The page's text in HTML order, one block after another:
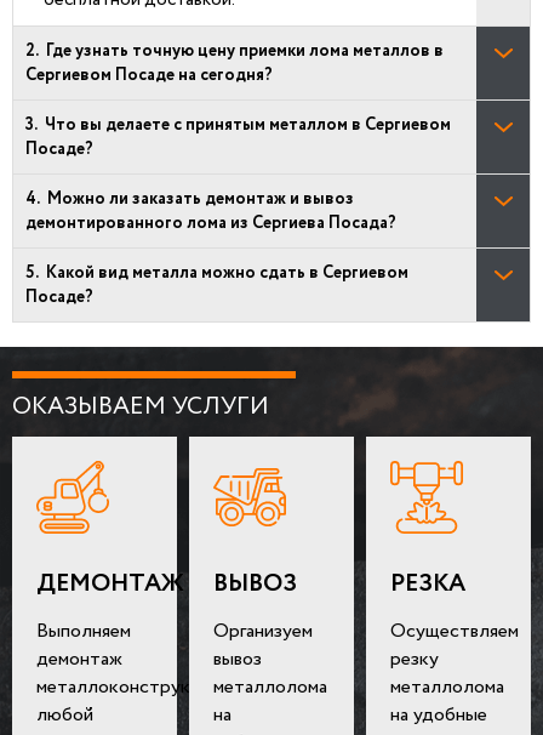
Где узнать точную цену приемки лома металлов в
Сергиевом Посаде на сегодня?
Что вы делаете с принятым металлом в Сергиевом
Посаде?
Можно ли заказать демонтаж и вывоз
демонтированного лома из Сергиева Посада?
Какой вид металла можно сдать в Сергиевом
Посаде?
ОКАЗЫВАЕМ УСЛУГИ
ДЕМОНТАЖ
Выполняем
демонтаж
металлоконструкций
любой
ВЫВОЗ
Организуем
вывоз
металлолома
на
РЕЗКА
Осуществляем
резку
металлолома
на удобные